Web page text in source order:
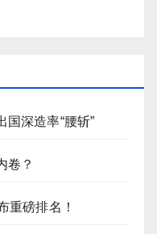
深造率“腰斩”
卷？
重磅排名！